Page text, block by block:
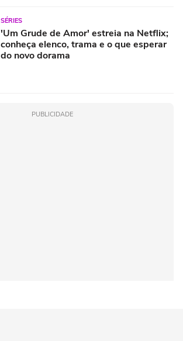
SÉRIES
'Um Grude de Amor' estreia na Netflix;
conheça elenco, trama e o que esperar
do novo dorama
PUBLICIDADE